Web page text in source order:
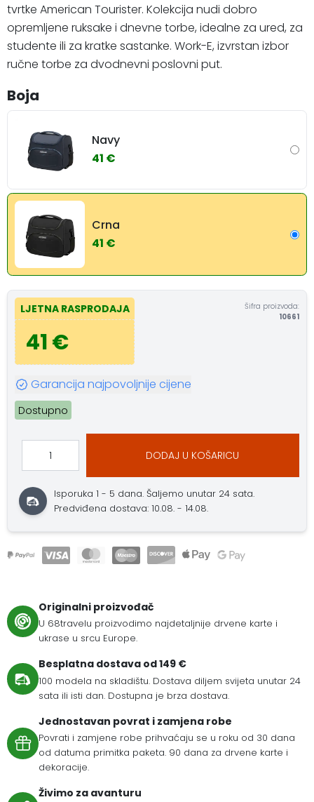
tvrtke American Tourister. Kolekcija nudi dobro
opremljene ruksake i dnevne torbe, idealne za ured, za
studente ili za kratke sastanke. Work-E, izvrstan izbor
ručne torbe za dvodnevni poslovni put.
Boja
Navy
41 €
Crna
41 €
LJETNA RASPRODAJA
41 €
Šifra proizvoda:
10661
Garancija najpovoljnije cijene
Dostupno
DODAJ U KOŠARICU
Isporuka 1 - 5 dana.Šaljemo unutar 24 sata.
Predviđena dostava: 10.08. - 14.08.
Originalni proizvođač
U 68travelu proizvodimo najdetaljnije drvene karte i
ukrase u srcu Europe.
Besplatna dostava od 149 €
100 modela na skladištu. Dostava diljem svijeta unutar 24
sata ili isti dan. Dostupna je brza dostava.
Jednostavan povrat i zamjena robe
Povrati i zamjene robe prihvaćaju se u roku od 30 dana
od datuma primitka paketa. 90 dana za drvene karte i
dekoracije.
Živimo za avanturu